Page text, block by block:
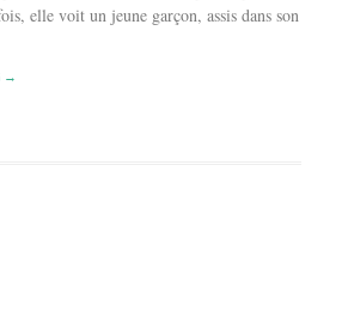
elle voit un jeune garçon, assis dans son
→